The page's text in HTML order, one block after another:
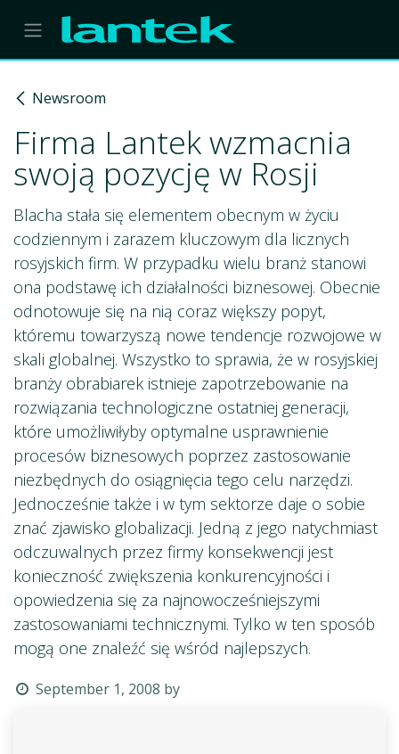
Skip to Content
Newsroom
Firma Lantek wzmacnia
swoją pozycję w Rosji
Blacha stała się elementem obecnym w życiu
codziennym i zarazem kluczowym dla licznych
rosyjskich firm. W przypadku wielu branż stanowi
ona podstawę ich działalności biznesowej. Obecnie
odnotowuje się na nią coraz większy popyt,
któremu towarzyszą nowe tendencje rozwojowe w
skali globalnej. Wszystko to sprawia, że w rosyjskiej
branży obrabiarek istnieje zapotrzebowanie na
rozwiązania technologiczne ostatniej generacji,
które umożliwiłyby optymalne usprawnienie
procesów biznesowych poprzez zastosowanie
niezbędnych do osiągnięcia tego celu narzędzi.
Jednocześnie także i w tym sektorze daje o sobie
znać zjawisko globalizacji. Jedną z jego natychmiast
odczuwalnych przez firmy konsekwencji jest
konieczność zwiększenia konkurencyjności i
opowiedzenia się za najnowocześniejszymi
zastosowaniami technicznymi. Tylko w ten sposób
mogą one znaleźć się wśród najlepszych.
September 1, 2008 by